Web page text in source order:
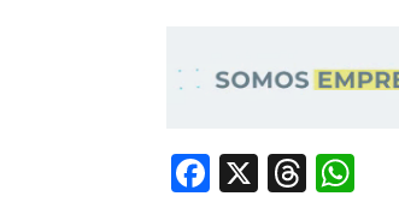
Facebook
X